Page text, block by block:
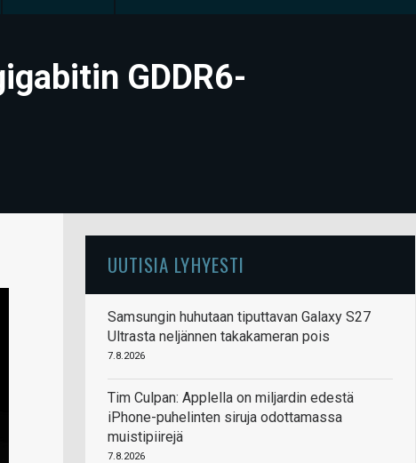
GDDR6-
UUTISIA LYHYESTI
Samsungin huhutaan tiputtavan Galaxy S27
Ultrasta neljännen takakameran pois
7.8.2026
Tim Culpan: Applella on miljardin edestä
iPhone-puhelinten siruja odottamassa
muistipiirejä
7.8.2026